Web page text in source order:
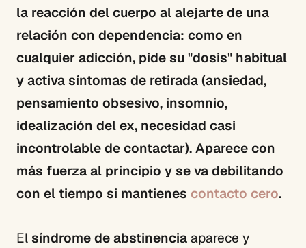
la reacción del cuerpo al alejarte de una
relación con dependencia: como en
cualquier adicción, pide su "dosis" habitual
y activa síntomas de retirada (ansiedad,
pensamiento obsesivo, insomnio,
idealización del ex, necesidad casi
incontrolable de contactar). Aparece con
más fuerza al principio y se va debilitando
con el tiempo si mantienes contacto cero.
El síndrome de abstinencia aparece y